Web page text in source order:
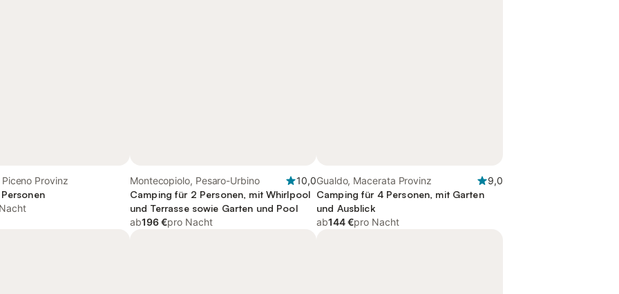
Provinz
Montecopiolo, Pesaro-Urbino
10,0
Camping für 2 Personen, mit Whirlpool
und Terrasse sowie Garten und Pool
ab196 €pro Nacht
Gualdo, Macerata Provinz
9,0
Camping für 4 Personen, mit Garten
und Ausblick
ab144 €pro Nacht